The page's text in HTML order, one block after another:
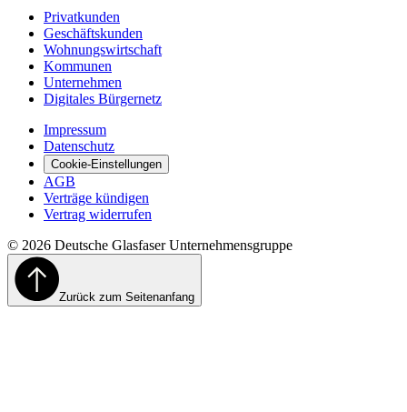
Privatkunden
Geschäftskunden
Wohnungswirtschaft
Kommunen
Unternehmen
Digitales Bürgernetz
Impressum
Datenschutz
Cookie-Einstellungen
AGB
Verträge kündigen
Vertrag widerrufen
© 2026 Deutsche Glasfaser Unternehmensgruppe
Zurück zum Seitenanfang